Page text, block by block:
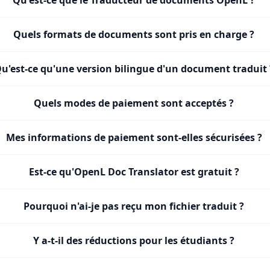
Quels formats de documents sont pris en charge ?
ce qu'une version bilingue d'un document traduit
Quels modes de paiement sont acceptés ?
Mes informations de paiement sont-elles sécurisées ?
Est-ce qu'OpenL Doc Translator est gratuit ?
Pourquoi n'ai-je pas reçu mon fichier traduit ?
Y a-t-il des réductions pour les étudiants ?